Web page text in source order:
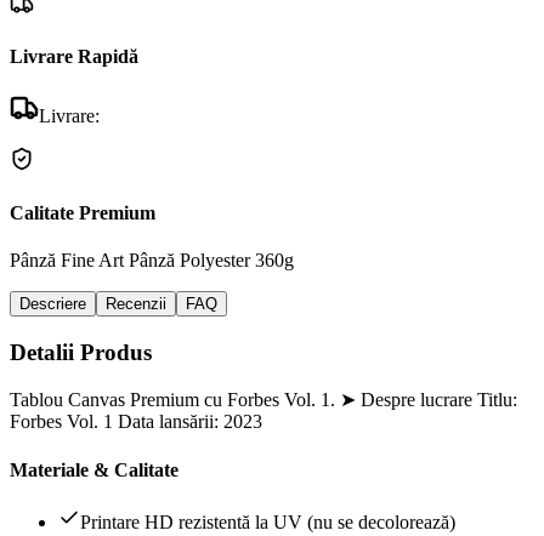
Livrare Rapidă
Livrare:
Calitate Premium
Pânză Fine Art Pânză Polyester 360g
Descriere Recenzii FAQ
Detalii Produs
Tablou Canvas Premium cu Forbes Vol. 1. ➤ Despre lucrare Titlu:
Forbes Vol. 1 Data lansării: 2023
Materiale & Calitate
Printare HD rezistentă la UV (nu se decolorează)